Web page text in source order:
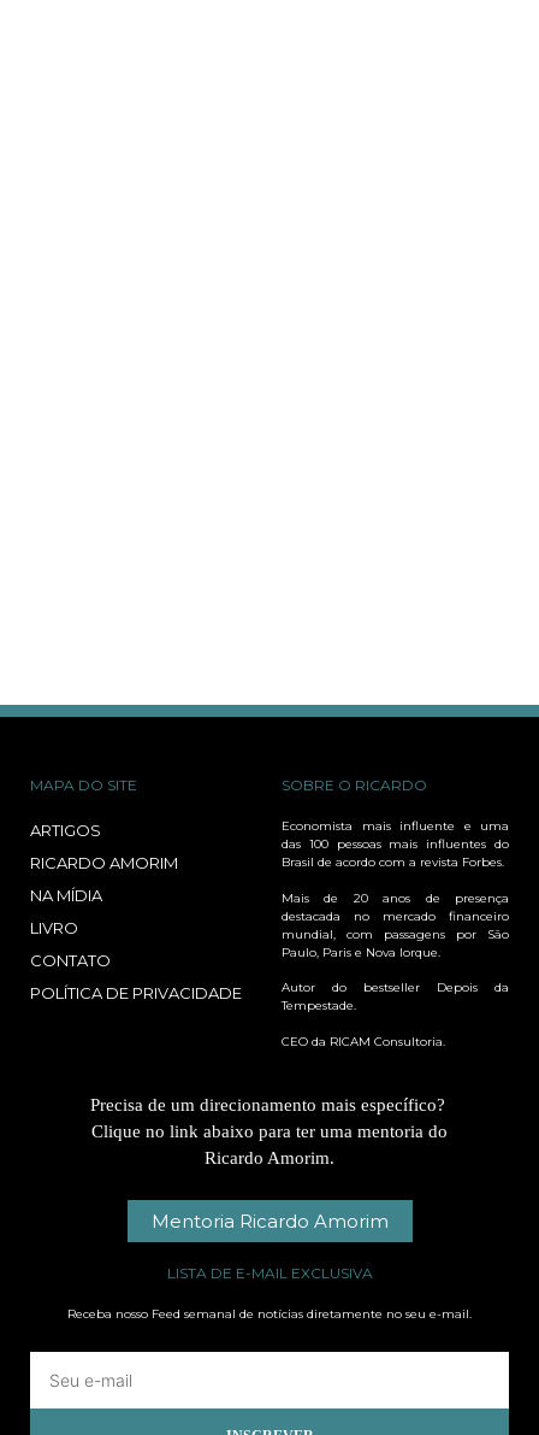
MAPA DO SITE
ARTIGOS
RICARDO AMORIM
NA MÍDIA
LIVRO
CONTATO
POLÍTICA DE PRIVACIDADE
SOBRE O RICARDO
Economista mais influente e uma
das 100 pessoas mais influentes do
Brasil de acordo com a revista Forbes.
Mais de 20 anos de presença
destacada no mercado financeiro
mundial, com passagens por São
Paulo, Paris e Nova Iorque.
Autor do bestseller Depois da
Tempestade.
CEO da RICAM Consultoria.
Precisa de um direcionamento mais específico?
Clique no link abaixo para ter uma mentoria do
Ricardo Amorim.
Mentoria Ricardo Amorim
LISTA DE E-MAIL EXCLUSIVA
Receba nosso Feed semanal de notícias diretamente no seu e-mail.